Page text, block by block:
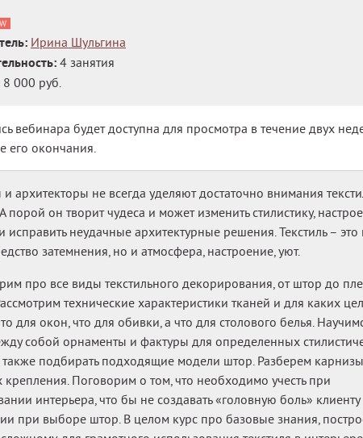
Ирина Шульгина
4 занятия
8 000 руб.
вебинара будет доступна для просмотра в течение двух
его окончания.
архитекторы не всегда уделяют достаточно внимания
порой он творит чудеса и может изменить стилистику,
исправить неудачные архитектурные решения. Текстиль – это
затемнения, но и атмосфера, настроение, уют.
про все виды текстильного декорирования, от штор до
технические характеристики тканей и для каких
для окон, что для обивки, а что для столового белья.
собой орнаменты и фактуры для определенных
подбирать подходящие модели штор. Разберем
Поговорим о том, что необходимо учесть при
интерьера, что бы не создавать «головную боль» клиенту
при выборе штор. В целом курс про базовые знания,